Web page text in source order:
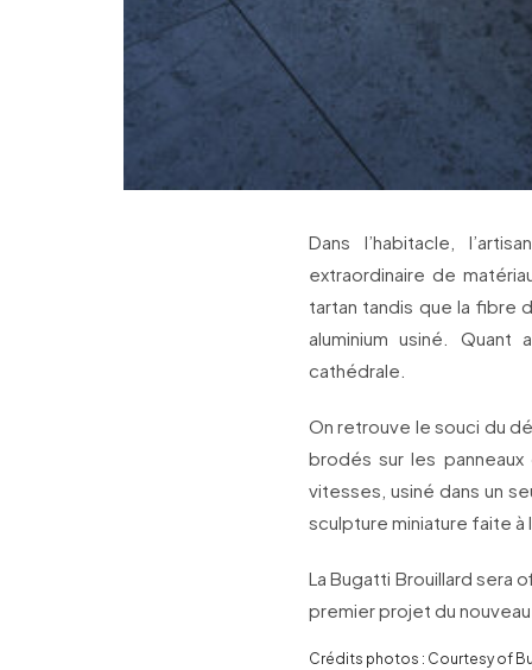
Dans l’habitacle,
extraordinaire de
tartan tandis que la fibre
aluminium usiné.
cathédrale.
On retrouve le souci du
brodés sur les
vitesses, usiné dans un
sculpture miniature faite à
La Bugatti Brouillard sera
premier projet du
Crédits photos : Courtesy of